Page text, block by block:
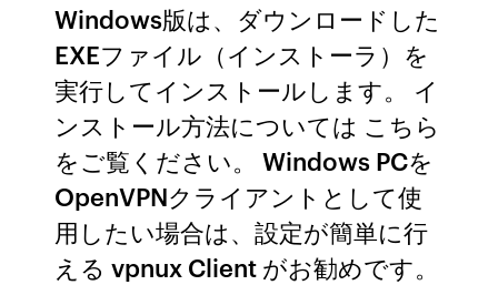
Windows版は、ダウンロードした
EXEファイル（インストーラ）を
実行してインストールします。 イ
ンストール方法については こちら
をご覧ください。 Windows PCを
OpenVPNクライアントとして使
用したい場合は、設定が簡単に行
える vpnux Client がお勧めです。